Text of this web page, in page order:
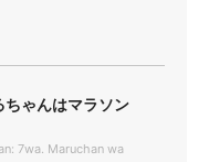
ゃんはマラソン
7wa. Maruchan wa